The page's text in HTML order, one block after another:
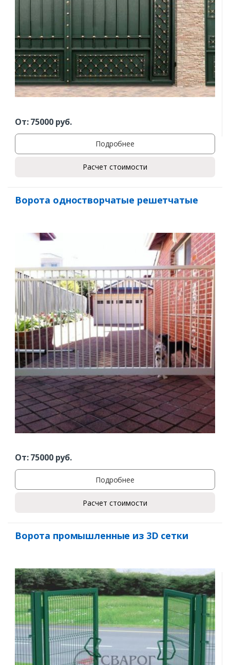
От:75000руб.
Подробнее
Расчет стоимости
Ворота одностворчатые решетчатые
От:75000руб.
Подробнее
Расчет стоимости
Ворота промышленные из 3D сетки